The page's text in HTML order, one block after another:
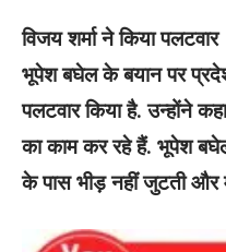
विजय शर्मा ने किया पलटवार
भूपेश बघेल के बयान पर
पलटवार किया है. उन्होंने
का काम कर रहे हैं. भूपेश
के पास भीड़ नहीं जुटती और